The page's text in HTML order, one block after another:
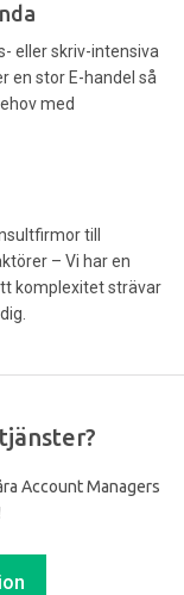
eller skriv-intensiva
en stor E-handel så
med
till
– Vi har en
komplexitet strävar
Account Managers